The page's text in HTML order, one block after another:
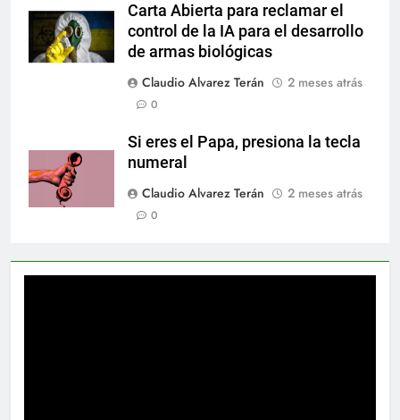
Carta Abierta para reclamar el
control de la IA para el desarrollo
de armas biológicas
Claudio Alvarez Terán
2 meses atrás
0
Si eres el Papa, presiona la tecla
numeral
Claudio Alvarez Terán
2 meses atrás
0